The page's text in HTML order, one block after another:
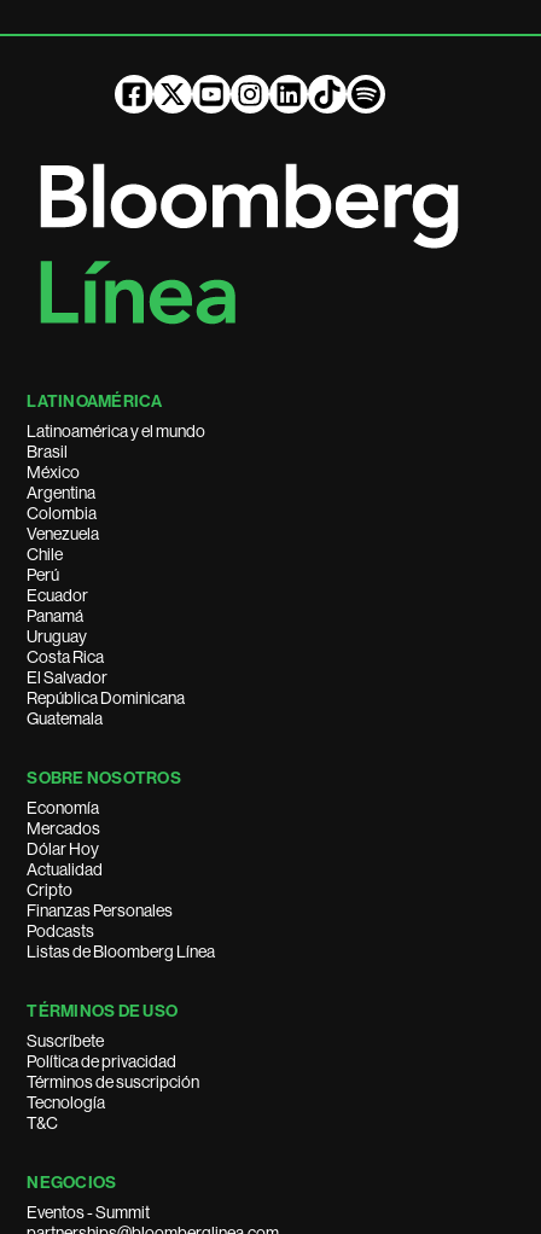
LATINOAMÉRICA
Latinoamérica y el mundo
Brasil
México
Argentina
Colombia
Venezuela
Chile
Perú
Ecuador
Panamá
Uruguay
Costa Rica
El Salvador
República Dominicana
Guatemala
SOBRE NOSOTROS
Economía
Mercados
Dólar Hoy
Actualidad
Cripto
Finanzas Personales
Podcasts
Listas de Bloomberg Línea
TÉRMINOS DE USO
Suscríbete
Política de privacidad
Términos de suscripción
Tecnología
T&C
NEGOCIOS
Eventos - Summit